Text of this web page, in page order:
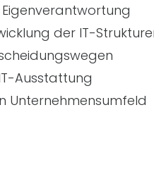
der IT-
-Ausstattung
Unternehmensumfeld